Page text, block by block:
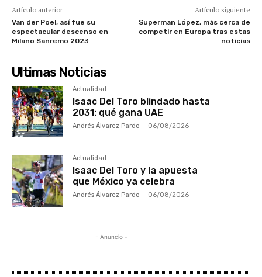
Artículo anterior
Van der Poel, así fue su
espectacular descenso en
Milano Sanremo 2023
Artículo siguiente
Superman López, más cerca de
competir en Europa tras estas
noticias
Ultimas Noticias
Actualidad
Isaac Del Toro blindado hasta
2031: qué gana UAE
Andrés Álvarez Pardo - 06/08/2026
Actualidad
Isaac Del Toro y la apuesta
que México ya celebra
Andrés Álvarez Pardo - 06/08/2026
- Anuncio -